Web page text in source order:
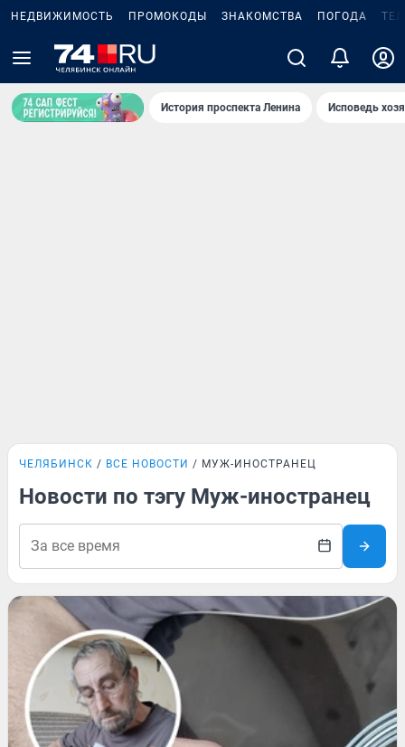
НЕДВИЖИМОСТЬ ПРОМОКОДЫ ЗНАКОМСТВА ПОГОДА
История проспекта Ленина Исповедь
ЧЕЛЯБИНСК ВСЕ НОВОСТИ МУЖ-ИНОСТРАНЕЦ
Новости по тэгу Муж-иностранец